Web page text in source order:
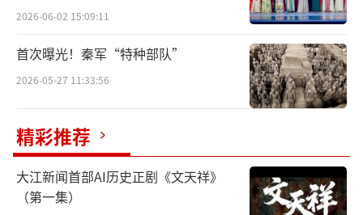
鲁迅设计的北大校徽，原载于1921年印行的《北大生活写真》
这一校徽图案，开创了中国现代大学校徽
设计的先例，在创制时间上当是无可置疑的首
例；其设计本身更是以简洁形象的两个小篆汉
字“北大”，产生了庄重隽永的视觉效果，令
人过目难忘，堪称中国校徽设计史上的经典之
作。
2026-06-02 15:09:11
首次曝光！秦军“特种部队”
2026-05-27 11:33:56
精彩推荐
大江新闻首部AI历史正剧《文天祥》
（第一集）